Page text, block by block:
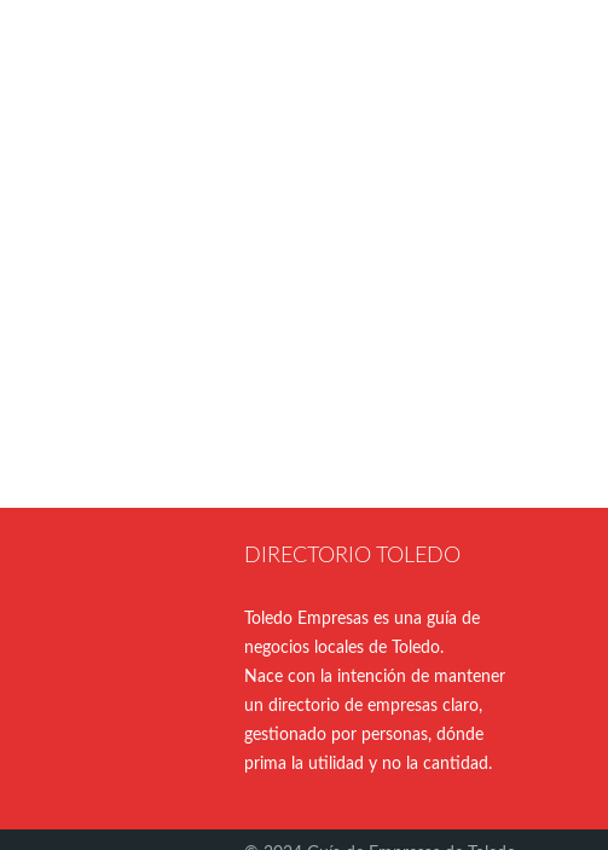
DIRECTORIO TOLEDO
Toledo Empresas es una guía de
negocios locales de Toledo.
Nace con la intención de mantener
un directorio de empresas claro,
gestionado por personas, dónde
prima la utilidad y no la cantidad.